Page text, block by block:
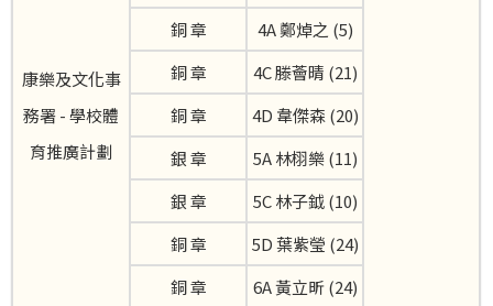
康樂及文化事
務署 - 學校體
育推廣計劃
銅 章
4A 鄭焯之 (5)
銅 章
4C 滕薈晴 (21)
銅 章
4D 韋傑森 (20)
銀 章
5A 林栩樂 (11)
銀 章
5C 林子鉞 (10)
銅 章
5D 葉紫瑩 (24)
銅 章
6A 黃立昕 (24)